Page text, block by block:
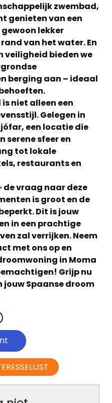
zwembad,
genieten van een
lekker
van het water. En
veiligheid bieden we
berging aan – ideaal
niet alleen een
Gelegen in
een locatie die
serene sfeer en
tot lokale
restaurants en
vraag naar deze
is groot en de
Dit is jouw
in een prachtige
zal verrijken. Neem
met ons op en
in Moma
Grijp nu
jouw Spaanse droom